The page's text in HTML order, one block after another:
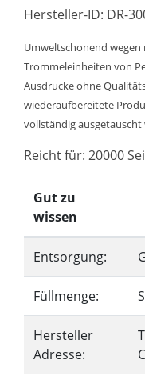
Hersteller-ID: DR-
Umweltschonend
Trommeleinheiten von
Ausdrucke ohne
wiederaufbereitete
vollständig
Reicht für: 20000
Gut zu
wissen
Entsorgung:
Füllmenge:
Hersteller
Adresse: